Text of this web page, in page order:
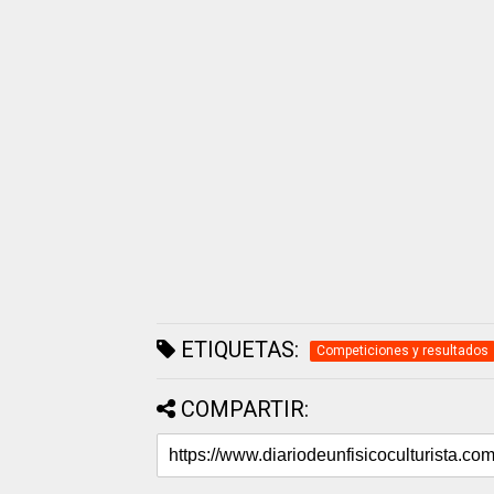
ETIQUETAS: Competiciones y resultados
COMPARTIR: